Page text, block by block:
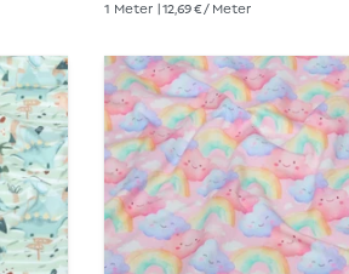
1 Meter | 12,69 € / Meter